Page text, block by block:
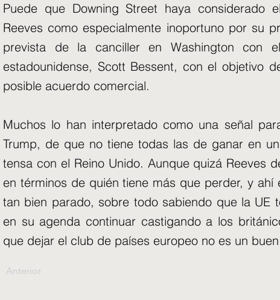
Puede que Downing Street haya considerado
Reeves como especialmente inoportuno por su
prevista de la canciller en Washington con
estadounidense, Scott Bessent, con el objetivo
posible acuerdo comercial.
Muchos lo han interpretado como una señal
Trump, de que no tiene todas las de ganar en
tensa con el Reino Unido. Aunque quizá Reeves
en términos de quién tiene más que perder, y ahí
tan bien parado, sobre todo sabiendo que la UE
en su agenda continuar castigando a los
que dejar el club de países europeo no es un
Anterior